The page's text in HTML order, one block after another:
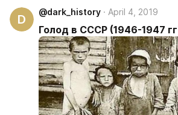
пощадили никого.
D
@dark_history April 4, 2019
Голод в СССР (1946-1947